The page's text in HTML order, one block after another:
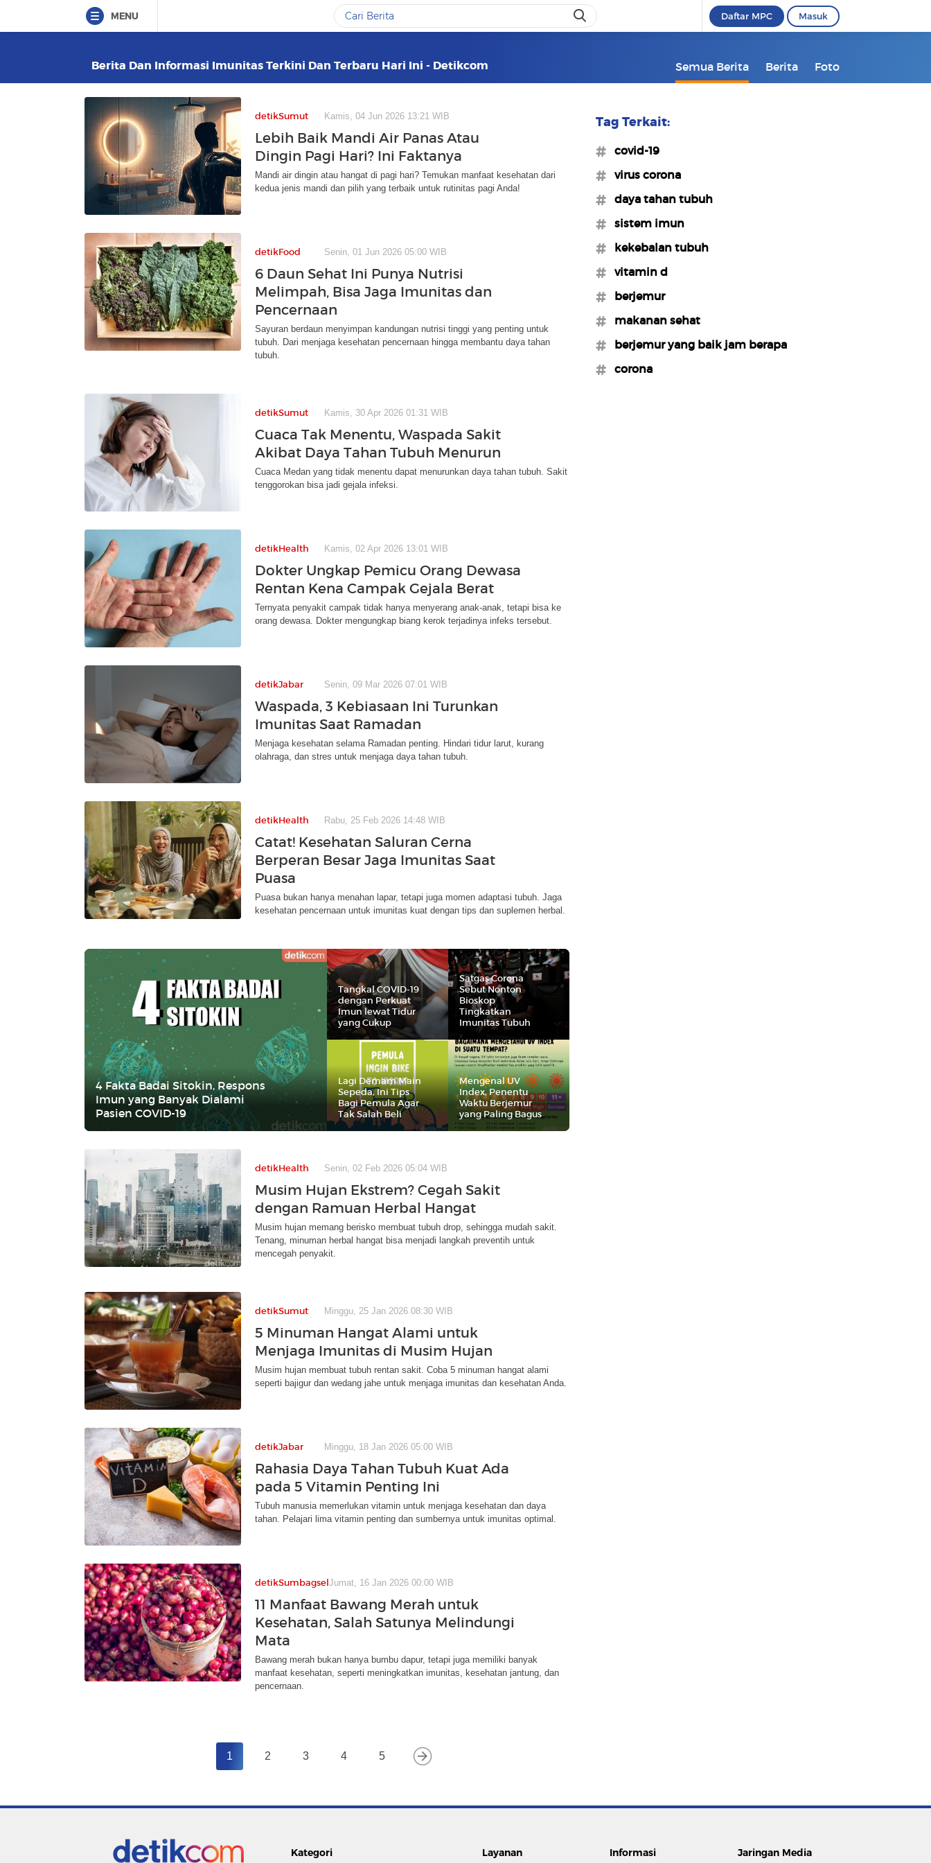
MENU Daftar MPC Masuk
Berita Dan Informasi Imunitas Terkini Dan Terbaru Hari Ini - Detikcom Semua Berita Berita Foto
detikSumut Kamis, 04 Jun 2026 13:21 WIB
Lebih Baik Mandi Air Panas Atau
Dingin Pagi Hari? Ini Faktanya
Mandi air dingin atau hangat di pagi hari? Temukan manfaat kesehatan dari
kedua jenis mandi dan pilih yang terbaik untuk rutinitas pagi Anda!
detikFood Senin, 01 Jun 2026 05:00 WIB
6 Daun Sehat Ini Punya Nutrisi
Melimpah, Bisa Jaga Imunitas dan
Pencernaan
Sayuran berdaun menyimpan kandungan nutrisi tinggi yang penting untuk
tubuh. Dari menjaga kesehatan pencernaan hingga membantu daya tahan
tubuh.
detikSumut Kamis, 30 Apr 2026 01:31 WIB
Cuaca Tak Menentu, Waspada Sakit
Akibat Daya Tahan Tubuh Menurun
Cuaca Medan yang tidak menentu dapat menurunkan daya tahan tubuh. Sakit
tenggorokan bisa jadi gejala infeksi.
detikHealth Kamis, 02 Apr 2026 13:01 WIB
Dokter Ungkap Pemicu Orang Dewasa
Rentan Kena Campak Gejala Berat
Ternyata penyakit campak tidak hanya menyerang anak-anak, tetapi bisa ke
orang dewasa. Dokter mengungkap biang kerok terjadinya infeks tersebut.
detikJabar Senin, 09 Mar 2026 07:01 WIB
Waspada, 3 Kebiasaan Ini Turunkan
Imunitas Saat Ramadan
Menjaga kesehatan selama Ramadan penting. Hindari tidur larut, kurang
olahraga, dan stres untuk menjaga daya tahan tubuh.
detikHealth Rabu, 25 Feb 2026 14:48 WIB
Catat! Kesehatan Saluran Cerna
Berperan Besar Jaga Imunitas Saat
Puasa
Puasa bukan hanya menahan lapar, tetapi juga momen adaptasi tubuh. Jaga
kesehatan pencernaan untuk imunitas kuat dengan tips dan suplemen herbal.
4 Fakta Badai Sitokin, Respons
Imun yang Banyak Dialami
Pasien COVID-19
Tangkal COVID-19
dengan Perkuat
Imun lewat Tidur
yang Cukup
Satgas Corona
Sebut Nonton
Bioskop
Tingkatkan
Imunitas Tubuh
Lagi Demam Main
Sepeda, Ini Tips
Bagi Pemula Agar
Tak Salah Beli
Mengenal UV
Index, Penentu
Waktu Berjemur
yang Paling Bagus
detikHealth Senin, 02 Feb 2026 05:04 WIB
Musim Hujan Ekstrem? Cegah Sakit
dengan Ramuan Herbal Hangat
Musim hujan memang berisko membuat tubuh drop, sehingga mudah sakit.
Tenang, minuman herbal hangat bisa menjadi langkah preventih untuk
mencegah penyakit.
detikSumut Minggu, 25 Jan 2026 08:30 WIB
5 Minuman Hangat Alami untuk
Menjaga Imunitas di Musim Hujan
Musim hujan membuat tubuh rentan sakit. Coba 5 minuman hangat alami
seperti bajigur dan wedang jahe untuk menjaga imunitas dan kesehatan Anda.
detikJabar Minggu, 18 Jan 2026 05:00 WIB
Rahasia Daya Tahan Tubuh Kuat Ada
pada 5 Vitamin Penting Ini
Tubuh manusia memerlukan vitamin untuk menjaga kesehatan dan daya
tahan. Pelajari lima vitamin penting dan sumbernya untuk imunitas optimal.
detikSumbagselJumat, 16 Jan 2026 00:00 WIB
11 Manfaat Bawang Merah untuk
Kesehatan, Salah Satunya Melindungi
Mata
Bawang merah bukan hanya bumbu dapur, tetapi juga memiliki banyak
manfaat kesehatan, seperti meningkatkan imunitas, kesehatan jantung, dan
pencernaan.
1 2 3 4 5
Tag Terkait:
#covid-19
#virus corona
#daya tahan tubuh
#sistem imun
#kekebalan tubuh
#vitamin d
#berjemur
#makanan sehat
#berjemur yang baik jam berapa
#corona
Kategori Layanan Informasi Jaringan Media